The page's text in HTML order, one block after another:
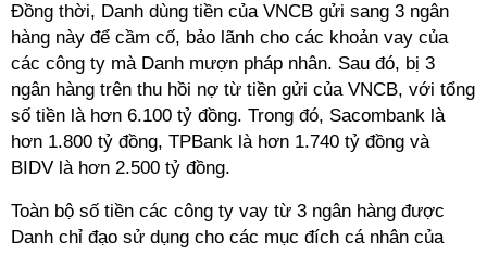
Đồng thời, Danh dùng tiền của VNCB gửi sang 3 ngân
hàng này để cầm cố, bảo lãnh cho các khoản vay của
các công ty mà Danh mượn pháp nhân. Sau đó, bị 3
ngân hàng trên thu hồi nợ từ tiền gửi của VNCB, với tổng
số tiền là hơn 6.100 tỷ đồng. Trong đó, Sacombank là
hơn 1.800 tỷ đồng, TPBank là hơn 1.740 tỷ đồng và
BIDV là hơn 2.500 tỷ đồng.
Toàn bộ số tiền các công ty vay từ 3 ngân hàng được
Danh chỉ đạo sử dụng cho các mục đích cá nhân của